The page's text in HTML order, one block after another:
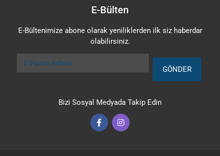
E-Bülten
E-Bültenimize abone olarak yeniliklerden ilk siz haberdar
olabilirsiniz.
E-Posta Adresi
GÖNDER
Bizi Sosyal Medyada Takip Edin